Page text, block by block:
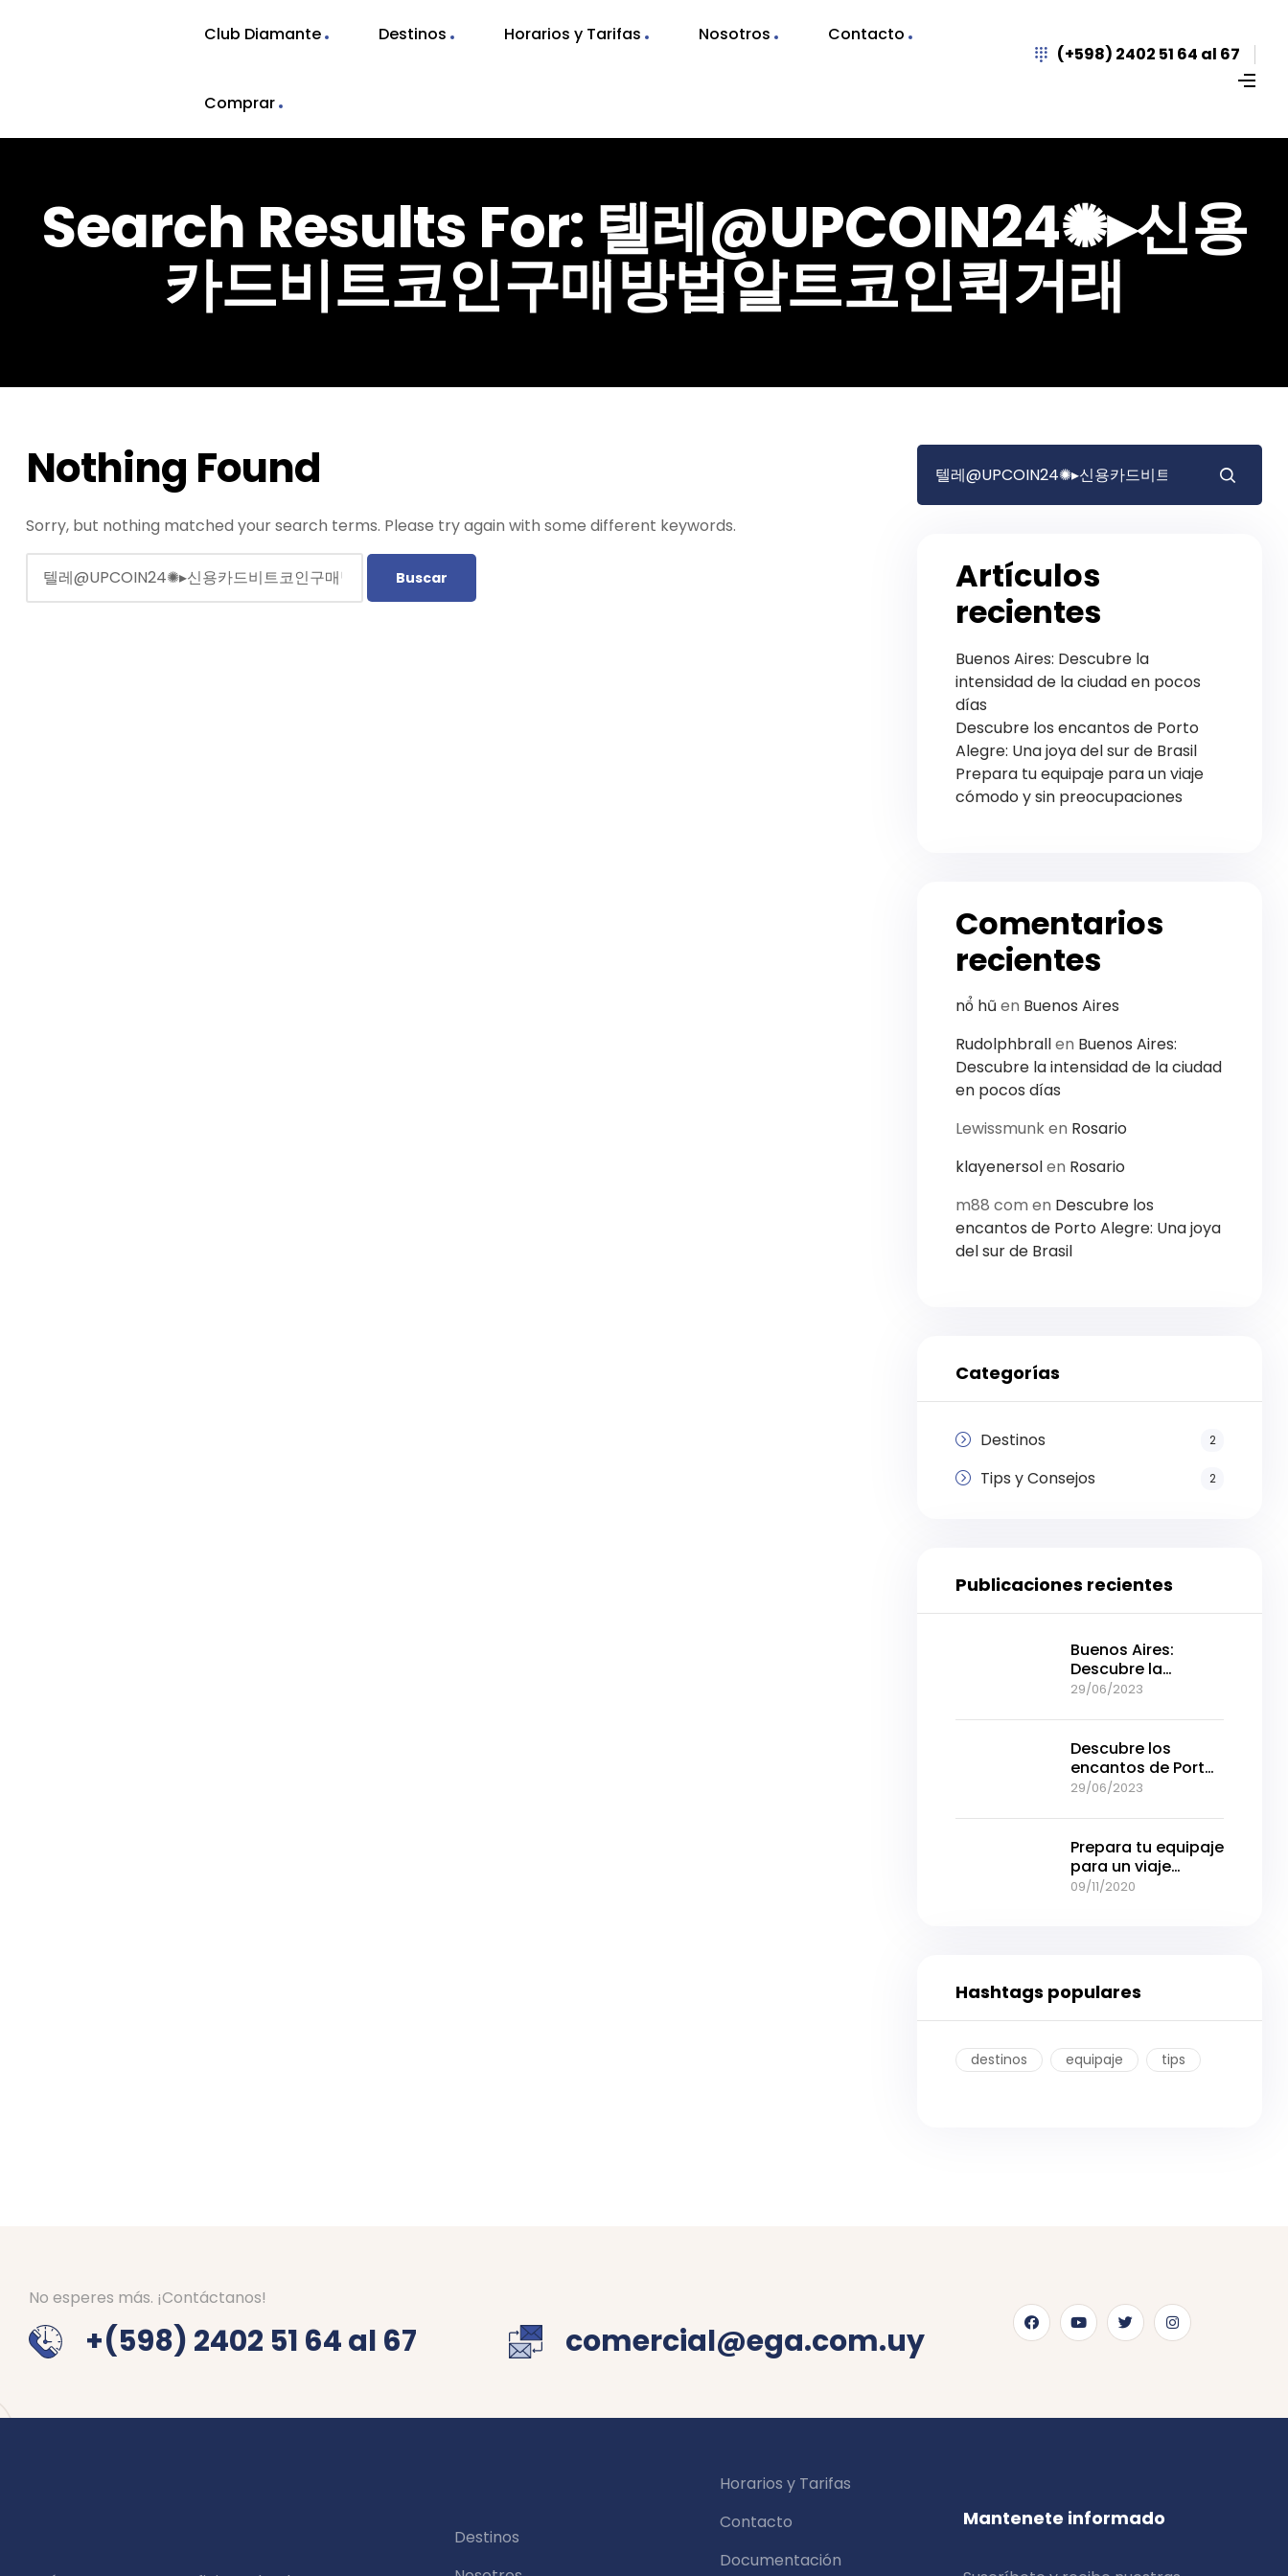
Club Diamante Destinos Horarios y Tarifas Nosotros Contacto
Comprar
(+598) 2402 51 64 al 67
Search Results For: 텔레@UPCOIN24✺▸신용
카드비트코인구매방법알트코인퀵거래
Nothing Found
Sorry, but nothing matched your search terms. Please try again with some different keywords.
Artículos
recientes
Buenos Aires: Descubre la
intensidad de la ciudad en pocos
días
Descubre los encantos de Porto
Alegre: Una joya del sur de Brasil
Prepara tu equipaje para un viaje
cómodo y sin preocupaciones
Comentarios
recientes
nổ​ ​h​ũ en Buenos Aires
Rudolphbrallen Buenos Aires:
Descubre la intensidad de la ciudad
en pocos días
Lewissmunken Rosario
klayenersolen Rosario
m88 com en Descubre los
encantos de Porto Alegre: Una joya
del sur de Brasil
Categorías
Destinos 2
Tips y Consejos 2
Publicaciones recientes
Buenos Aires:
Descubre la
intensidad de la
días
29/06/2023
Descubre los
encantos de Porto
Alegre: Una joya del
29/06/2023
Prepara tu equipaje
para un viaje
cómodo y sin
09/11/2020
Hashtags populares
destinos equipaje tips
No esperes más. ¡Contáctanos!
+(598) 2402 51 64 al 67 comercial@ega.com.uy
Destinos
Horarios y Tarifas
Contacto
Documentación
Mantenete informado